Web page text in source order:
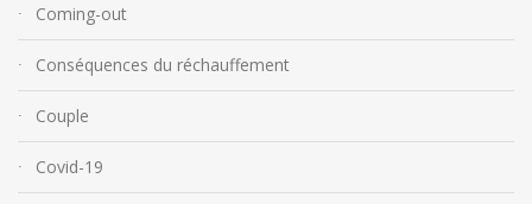
Coming-out
Conséquences du réchauffement
Couple
Covid-19